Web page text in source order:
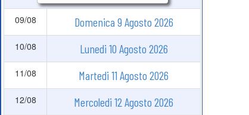
09/08 Domenica 9 Agosto 2026
10/08 Lunedi 10 Agosto 2026
11/08 Martedi 11 Agosto 2026
12/08 Mercoledi 12 Agosto 2026